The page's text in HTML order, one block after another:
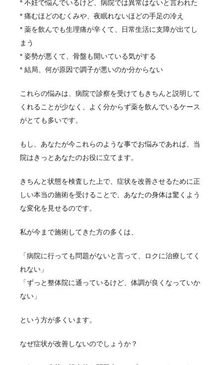
* 不妊で悩んでいるけど、病院では異常はないと言われた
* 痛むほどのむくみや、夜眠れないほどの手足の冷え
* 薬を飲んでも生理痛が辛くて、日常生活に支障が出てし
まう
* 姿勢が悪くて、骨盤も開いている気がする
* 結局、何が原因で調子が悪いのか分からない
これらの悩みは、病院で診察を受けてもきちんと説明して
くれることが少なく、よく分からず薬を飲んでいるケース
がとても多いです。
もし、あなたが今これらのような事でお悩みであれば、当
院はきっとあなたのお役に立てます。
きちんと状態を検査した上で、症状を改善させるために正
しい本当の施術を受けることで、あなたの身体は驚くよう
な変化を見せるのです。
私が今まで施術してきた方の多くは、
「病院に行っても問題がないと言って、ロクに治療してく
れない」
「ずっと整体院に通っているけど、体調が良くなっていか
ない」
という方が多くいます。
なぜ症状が改善しないのでしょうか？